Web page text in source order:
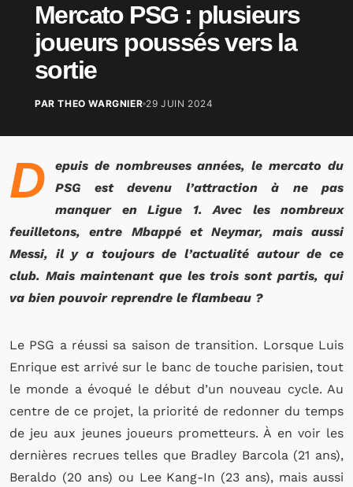
Mercato PSG : plusieurs
joueurs poussés vers la
sortie
PAR THEO WARGNIER 29 JUIN 2024
D
epuis de nombreuses années, le mercato du
PSG est devenu l’attraction à ne pas
manquer en Ligue 1. Avec les nombreux
feuilletons, entre Mbappé et Neymar, mais aussi
Messi, il y a toujours de l’actualité autour de ce
club. Mais maintenant que les trois sont partis, qui
va bien pouvoir reprendre le flambeau ?
Le PSG a réussi sa saison de transition. Lorsque Luis
Enrique est arrivé sur le banc de touche parisien, tout
le monde a évoqué le début d’un nouveau cycle. Au
centre de ce projet, la priorité de redonner du temps
de jeu aux jeunes joueurs prometteurs. À en voir les
dernières recrues telles que Bradley Barcola (21 ans),
Beraldo (20 ans) ou Lee Kang-In (23 ans), mais aussi